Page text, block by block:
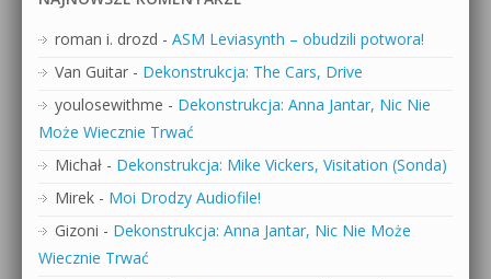
roman i. drozd - ASM Leviasynth – obudzili potwora!
Van Guitar - Dekonstrukcja: The Cars, Drive
youlosewithme - Dekonstrukcja: Anna Jantar, Nic Nie
Może Wiecznie Trwać
Michał - Dekonstrukcja: Mike Vickers, Visitation (Sonda)
Mirek - Moi Drodzy Audiofile!
Gizoni - Dekonstrukcja: Anna Jantar, Nic Nie Może
Wiecznie Trwać